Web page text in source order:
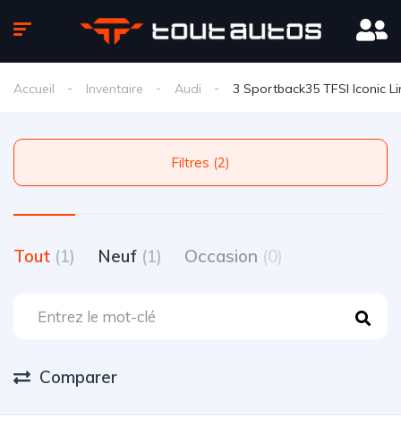
Accueil Inventaire Audi 3 Sportback35 TFSI Iconic
Filtres (2)
Tout (1) Neuf (1) Occasion (0)
Comparer